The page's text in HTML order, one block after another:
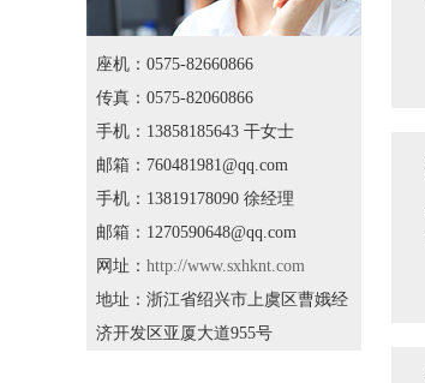
座机：0575-82660866
传真：0575-82060866
手机：13858185643 干女士
邮箱：760481981@qq.com
手机：13819178090 徐经理
邮箱：1270590648@qq.com
网址： http://www.sxhknt.com
地址：浙江省绍兴市上虞区曹娥经
济开发区亚厦大道955号